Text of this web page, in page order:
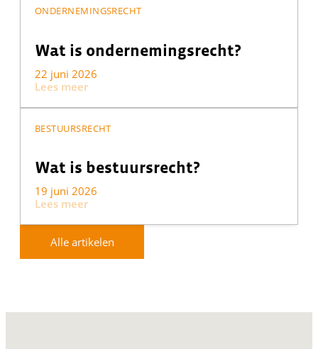
ONDERNEMINGSRECHT
Wat is ondernemingsrecht?
22 juni 2026
Lees meer
BESTUURSRECHT
Wat is bestuursrecht?
19 juni 2026
Lees meer
Alle artikelen